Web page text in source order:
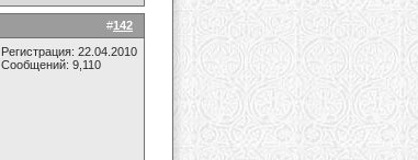
#142
Регистрация: 22.04.2010
Сообщений: 9,110